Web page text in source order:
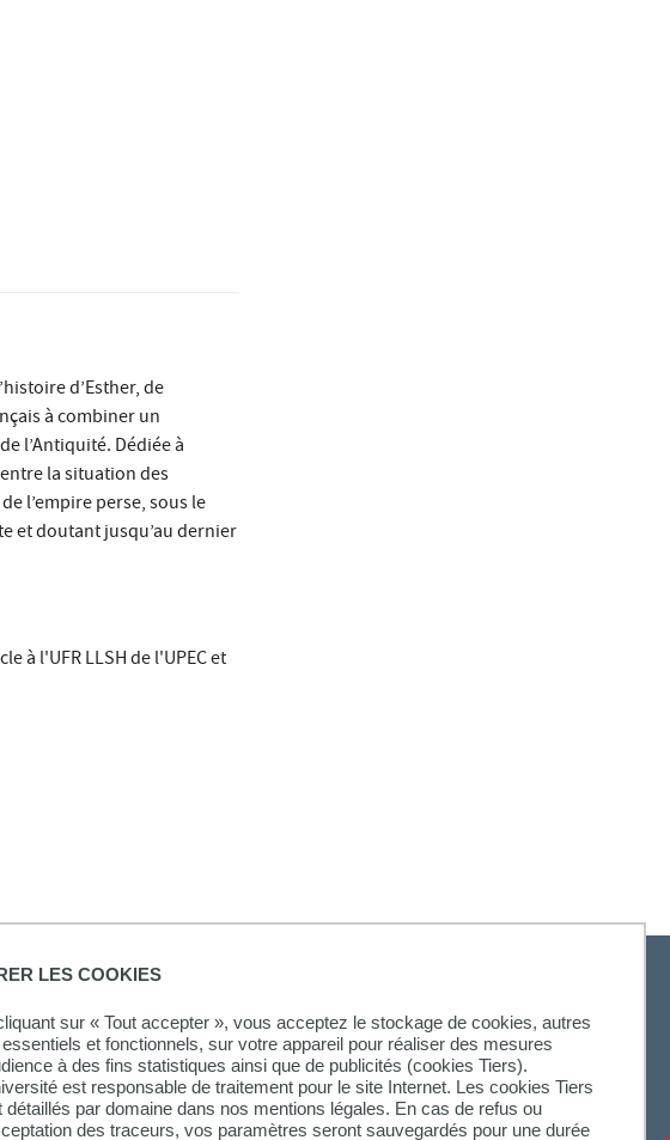
LES COOKIES
sur « Tout accepter », vous acceptez le stockage de cookies, autres
et fonctionnels, sur votre appareil pour réaliser des mesures
à des fins statistiques ainsi que de publicités (cookies Tiers).
est responsable de traitement pour le site Internet. Les cookies Tiers
détaillés par domaine dans nos mentions légales. En cas de refus ou
des traceurs, vos paramètres seront sauvegardés pour une durée
d’Esther, de
à combiner un
l’Antiquité. Dédiée à
la situation des
l’empire perse, sous le
et doutant jusqu’au dernier
à l'UFR LLSH de l'UPEC et